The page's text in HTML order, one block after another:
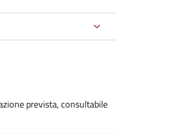
prevista, consultabile